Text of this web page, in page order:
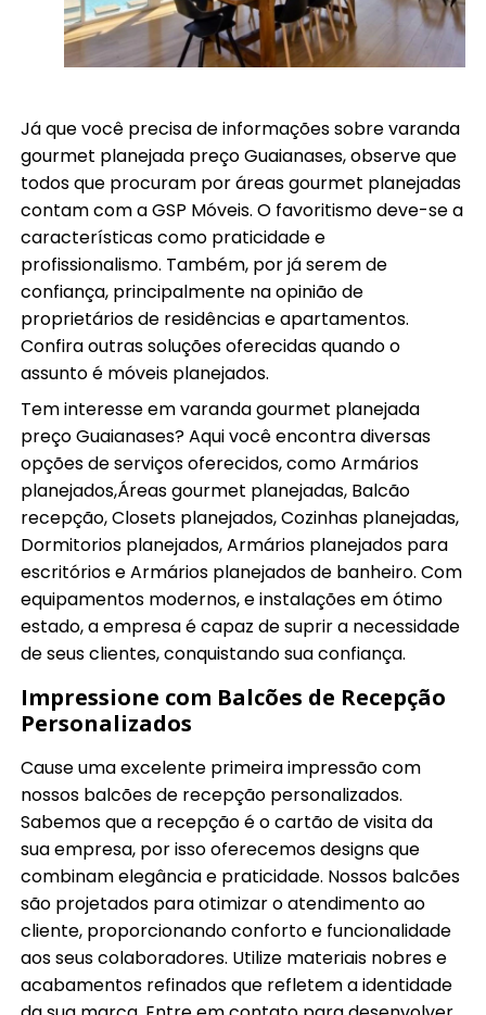
Já que você precisa de informações sobre varanda
gourmet planejada preço Guaianases, observe que
todos que procuram por áreas gourmet planejadas
contam com a GSP Móveis. O favoritismo deve-se a
características como praticidade e
profissionalismo. Também, por já serem de
confiança, principalmente na opinião de
proprietários de residências e apartamentos.
Confira outras soluções oferecidas quando o
assunto é móveis planejados.
Tem interesse em varanda gourmet planejada
preço Guaianases? Aqui você encontra diversas
opções de serviços oferecidos, como Armários
planejados,Áreas gourmet planejadas, Balcão
recepção, Closets planejados, Cozinhas planejadas,
Dormitorios planejados, Armários planejados para
escritórios e Armários planejados de banheiro. Com
equipamentos modernos, e instalações em ótimo
estado, a empresa é capaz de suprir a necessidade
de seus clientes, conquistando sua confiança.
Impressione com Balcões de Recepção
Personalizados
Cause uma excelente primeira impressão com
nossos balcões de recepção personalizados.
Sabemos que a recepção é o cartão de visita da
sua empresa, por isso oferecemos designs que
combinam elegância e praticidade. Nossos balcões
são projetados para otimizar o atendimento ao
cliente, proporcionando conforto e funcionalidade
aos seus colaboradores. Utilize materiais nobres e
acabamentos refinados que refletem a identidade